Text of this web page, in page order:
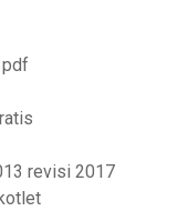
pdf
revisi 2017